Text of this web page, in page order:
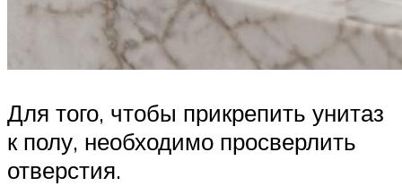
Для того, чтобы прикрепить унитаз
к полу, необходимо просверлить
отверстия.